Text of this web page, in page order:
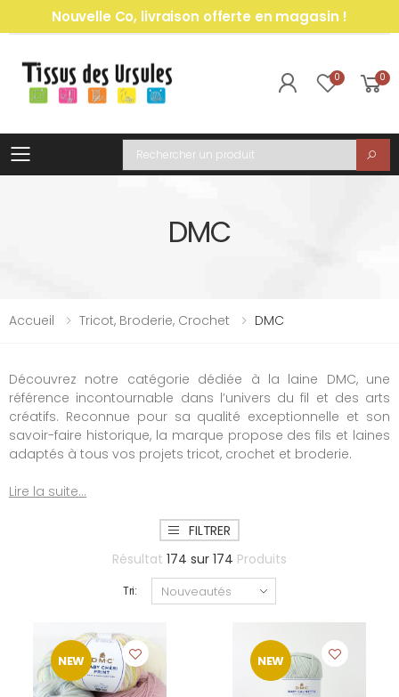
Nouvelle Co, livraison offerte en magasin !
0 0
Toggle mobile menu
Recherche
DMC
Accueil Tricot, Broderie, Crochet DMC
Découvrez notre catégorie dédiée à la laine DMC, une
référence incontournable dans l’univers du fil et des arts
créatifs. Reconnue pour sa qualité exceptionnelle et son
savoir-faire historique, la marque propose des fils et laines
adaptés à tous vos projets tricot, crochet et broderie.
Lire la suite...
FILTRER
Résultat 174 sur 174 Produits
Tri:
NEW NEW